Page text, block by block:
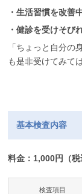
・生活習慣を改善
・健診を受けそび
「ちょっと自分の
も是非受けてみて
基本検査内容
料金：1,000円（税
検査項目